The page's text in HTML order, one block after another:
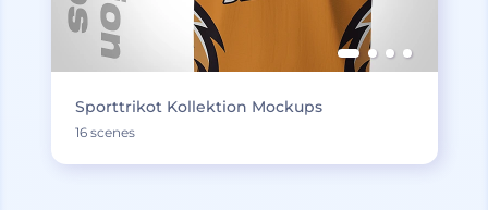
Sporttrikot Kollektion Mockups
16 scenes